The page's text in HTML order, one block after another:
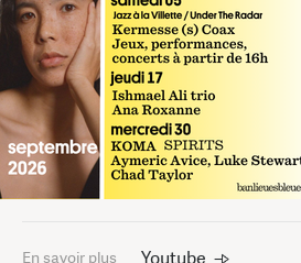
En savoir plus Youtube